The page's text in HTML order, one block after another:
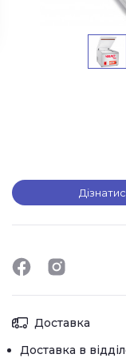
Доставка
Доставка в